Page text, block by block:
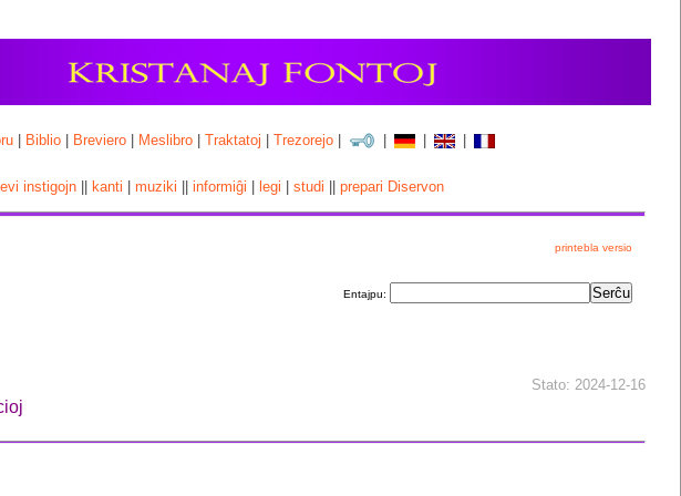
Biblio Breviero Meslibro |Traktatoj |Trezorejo
instigojn kanti |muziki ||informiĝi legi |studi ||prepari Diservon
printebla versio
Entajpu:
Stato: 2024-12-16